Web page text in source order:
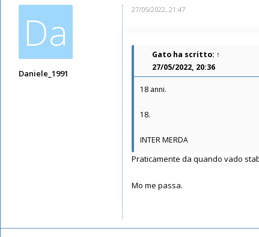
Da
Daniele_1991
27/05/2022, 21:47
Gato ha scritto: ↑
27/05/2022, 20:36
18 anni.
18.
INTER MERDA
Praticamente da quando vado
Mo me passa.